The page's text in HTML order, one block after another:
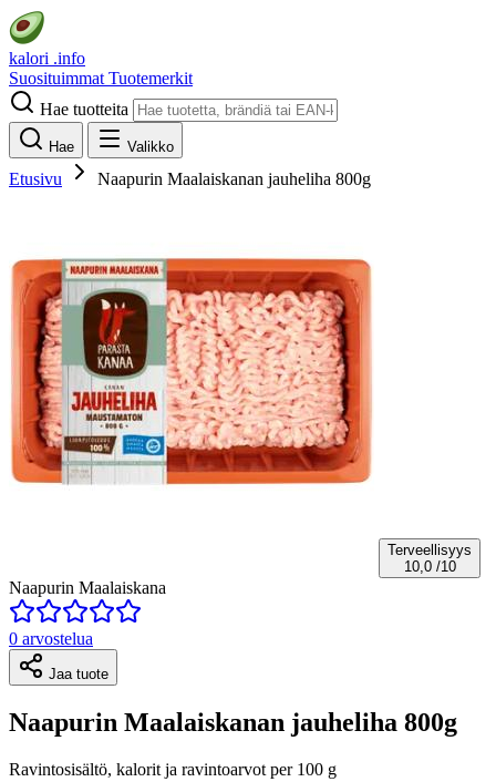
kalori .info
Suosituimmat Tuotemerkit
Hae tuotteita
Hae Valikko
Etusivu Naapurin Maalaiskanan jauheliha 800g
Terveellisyys
10,0 /10
Naapurin Maalaiskana
0 arvostelua
Jaa tuote
Naapurin Maalaiskanan jauheliha 800g
Ravintosisältö, kalorit ja ravintoarvot per 100 g